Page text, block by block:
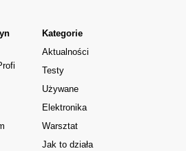
Kategorie
Aktualności
Testy
Używane
Elektronika
Warsztat
Jak to działa